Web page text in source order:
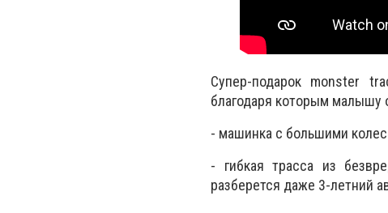
Супер-подарок monster
благодаря которым малышу
- машинка с большими
- гибкая трасса из
разберется даже 3-летний